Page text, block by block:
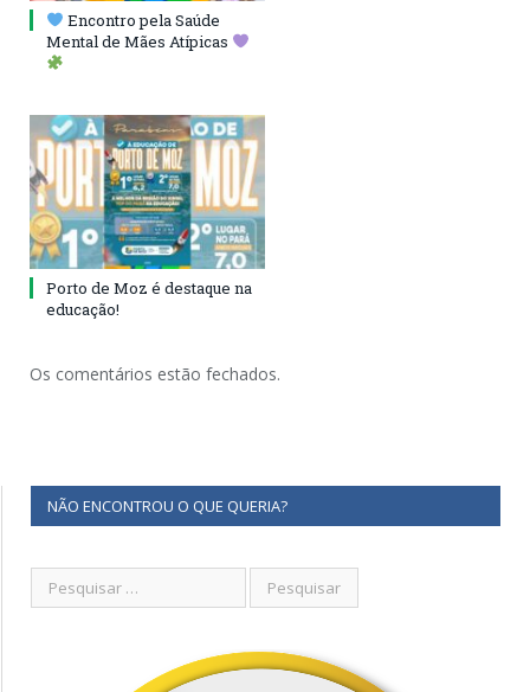
Encontro pela Saúde
Mental de Mães Atípicas
Porto de Moz é destaque na
educação!
Os comentários estão fechados.
NÃO ENCONTROU O QUE QUERIA?